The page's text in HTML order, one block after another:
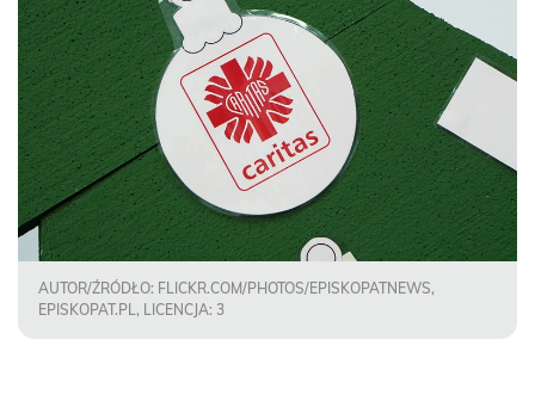
AUTOR/ŹRÓDŁO: FLICKR.COM/PHOTOS/EPISKOPATNEWS,
EPISKOPAT.PL, LICENCJA: 3